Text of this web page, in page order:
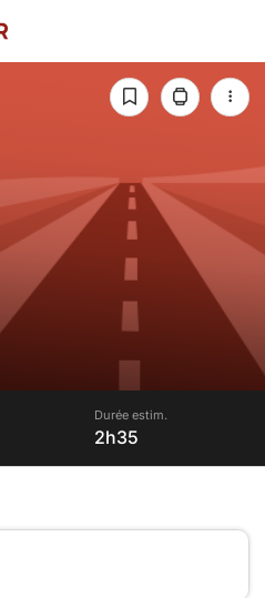
Durée estim.
2h35